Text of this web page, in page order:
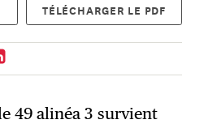
TÉLÉCHARGER LE PDF
49 alinéa 3 survient